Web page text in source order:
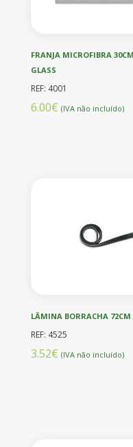
FRANJA MICROFIBRA
GLASS
REF: 4001
6.00€ (IVA não incluído)
LÂMINA BORRACHA 72CM
REF: 4525
3.52€ (IVA não incluído)